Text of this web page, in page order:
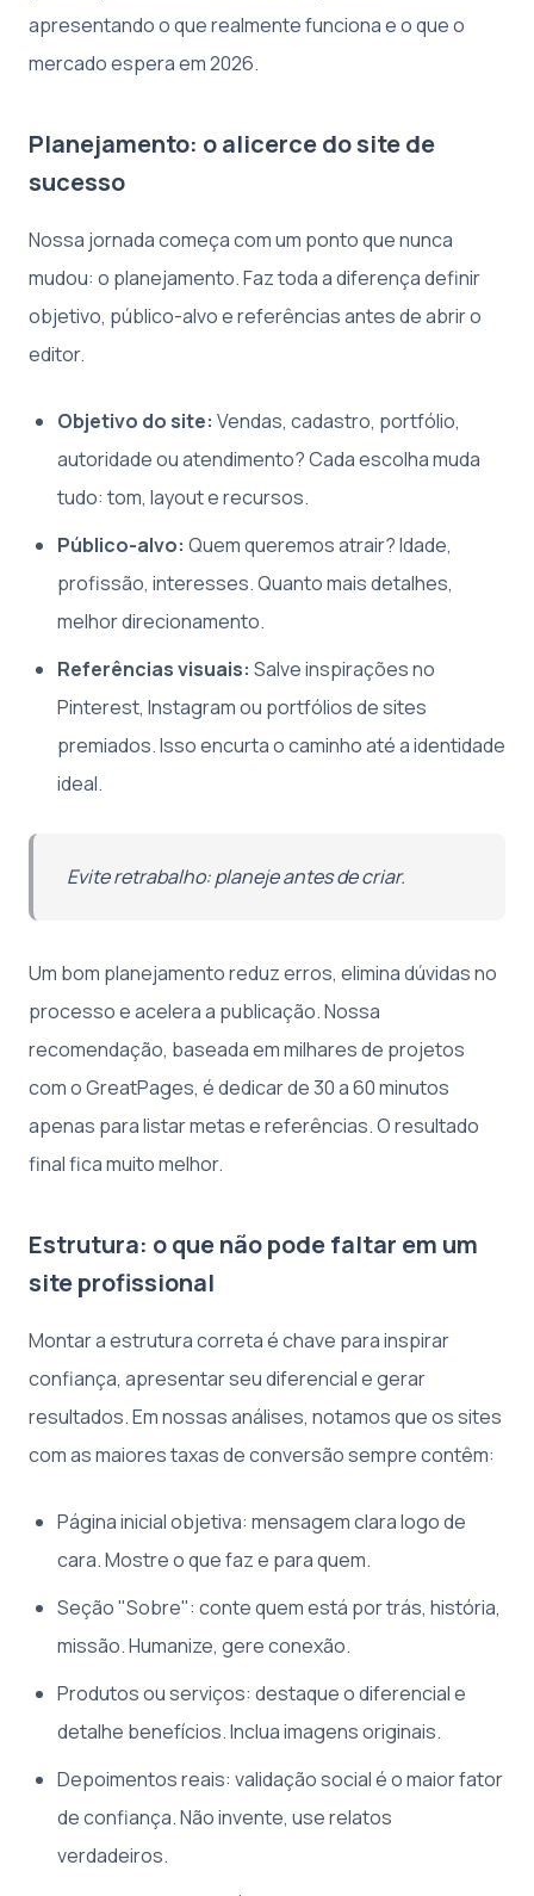
apresentando o que realmente funciona e o que o
mercado espera em 2026.
Planejamento: o alicerce do site de
sucesso
Nossa jornada começa com um ponto que nunca
mudou: o planejamento. Faz toda a diferença definir
objetivo, público-alvo e referências antes de abrir o
editor.
Objetivo do site: Vendas, cadastro, portfólio,
autoridade ou atendimento? Cada escolha muda
tudo: tom, layout e recursos.
Público-alvo: Quem queremos atrair? Idade,
profissão, interesses. Quanto mais detalhes,
melhor direcionamento.
Referências visuais: Salve inspirações no
Pinterest, Instagram ou portfólios de sites
premiados. Isso encurta o caminho até a identidade
ideal.
Evite retrabalho: planeje antes de criar.
Um bom planejamento reduz erros, elimina dúvidas no
processo e acelera a publicação. Nossa
recomendação, baseada em milhares de projetos
com o GreatPages, é dedicar de 30 a 60 minutos
apenas para listar metas e referências. O resultado
final fica muito melhor.
Estrutura: o que não pode faltar em um
site profissional
Montar a estrutura correta é chave para inspirar
confiança, apresentar seu diferencial e gerar
resultados. Em nossas análises, notamos que os sites
com as maiores taxas de conversão sempre contêm:
Página inicial objetiva: mensagem clara logo de
cara. Mostre o que faz e para quem.
Seção "Sobre": conte quem está por trás, história,
missão. Humanize, gere conexão.
Produtos ou serviços: destaque o diferencial e
detalhe benefícios. Inclua imagens originais.
Depoimentos reais: validação social é o maior fator
de confiança. Não invente, use relatos
verdadeiros.